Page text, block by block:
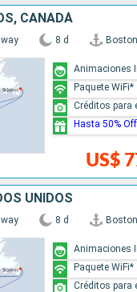
CANADÁ
8 d Boston
US$
Animaciones
Paquete WiFi*
Créditos para
Hasta 50% Off
UNIDOS
8 d Boston
Animaciones
Paquete WiFi*
Créditos para